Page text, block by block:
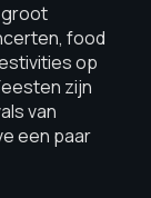
groot
food
op
zijn
van
een paar